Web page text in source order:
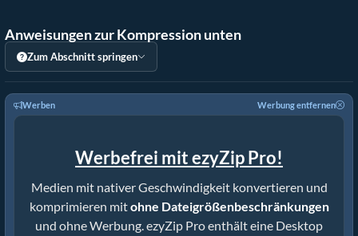
Anweisungen zur Kompression unten
Zum Abschnitt springen
Werben Werbung entfernen
Werbefrei mit ezyZip Pro!
Medien mit nativer Geschwindigkeit konvertieren und
komprimieren mitohne Dateigrößenbeschränkungen
und ohne Werbung. ezyZip Pro enthält eine Desktop